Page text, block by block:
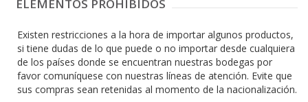
ELEMENTOS PROHIBIDOS
Existen restricciones a la hora de importar algunos productos,
si tiene dudas de lo que puede o no importar desde cualquiera
de los países donde se encuentran nuestras bodegas por
favor comuníquese con nuestras líneas de atención. Evite que
sus compras sean retenidas al momento de la nacionalización.